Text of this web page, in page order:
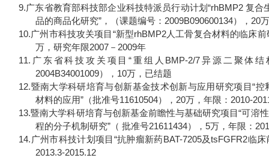
9.广东省教育部科技部企业科技特派员行动计划“rhBMP2复合
品的商品化研究”，（课题编号： 2009B090600134）， 20
10.广州市科技攻关项目“新型rhBMP2人工骨复合材料的临床前
万，研究年限2007 － 2009年
11. 广东省科技攻关项目“重组人 BMP-2/7异源二聚体结
2004B34001009）， 10万，已结题
12.暨南大学科研培育与创新基金技术创新与应用研究项目“控
材料的应用”（批准号11610504）， 20万，年限： 2010-
13.暨南大学科研培育与创新基金前瞻性与基础研究项目“可溶性
程的分子机制研究”（ 批准号21611434），5万，年限：
14. 广州市科技计划项目“抗肿瘤新药BAT-7205及tsFGFR2临床
2013.3-2015.12